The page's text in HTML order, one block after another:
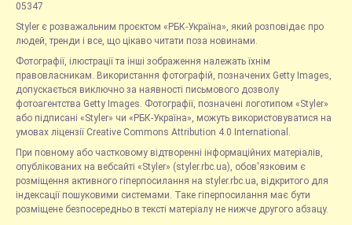
05347
Styler є розважальним проєктом «РБК-Україна», який розповідає про
людей, тренди і все, що цікаво читати поза новинами.
Фотографії, ілюстрації та інші зображення належать їхнім
правовласникам. Використання фотографій, позначених Getty Images,
допускається виключно за наявності письмового дозволу
фотоагентства Getty Images. Фотографії, позначені логотипом «Styler»
або підписані «Styler» чи «РБК-Україна», можуть використовуватися на
умовах ліцензії Creative Commons Attribution 4.0 International.
При повному або частковому відтворенні інформаційних матеріалів,
опублікованих на вебсайті «Styler» (styler.rbc.ua), обов'язковим є
розміщення активного гіперпосилання на styler.rbc.ua, відкритого для
індексації пошуковими системами. Таке гіперпосилання має бути
розміщене безпосередньо в тексті матеріалу не нижче другого абзацу.